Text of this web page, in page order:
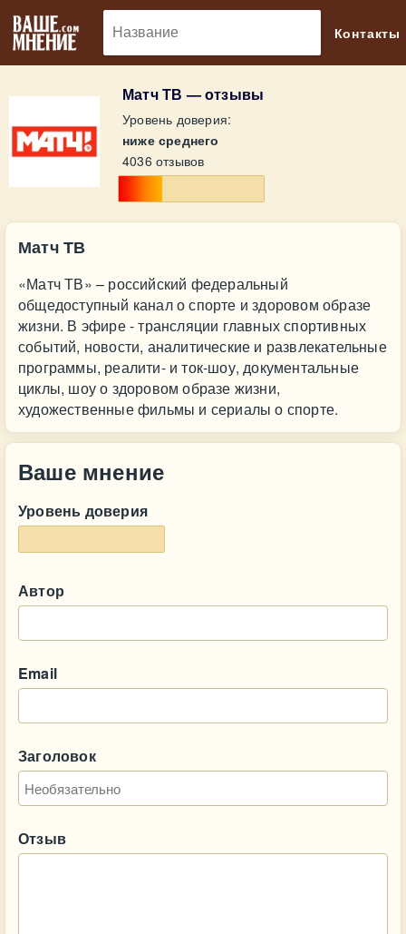
Контакты
Матч ТВ — отзывы
Уровень доверия:
ниже среднего
4036 отзывов
Матч ТВ
«Матч ТВ» – российский федеральный
общедоступный канал о спорте и здоровом образе
жизни. В эфире - трансляции главных спортивных
событий, новости, аналитические и развлекательные
программы, реалити- и ток-шоу, документальные
циклы, шоу о здоровом образе жизни,
художественные фильмы и сериалы о спорте.
Ваше мнение
Уровень доверия
Автор
Email
Заголовок
Отзыв